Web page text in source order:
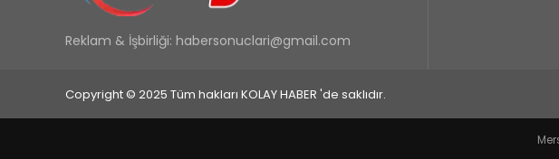
Reklam & İşbirliği: habersonuclari@gmail.com
Copyright © 2025 Tüm hakları KOLAY HABER 'de saklıdır.